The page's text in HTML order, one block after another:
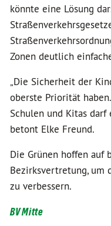
könnte eine Lösung
Zonen deutlich
„Die Sicherheit der
oberste Priorität
Schulen und Kitas darf
betont Elke Freund.
Die Grünen hoffen
Bezirksvertretung, um
zu verbessern.
BV Mitte